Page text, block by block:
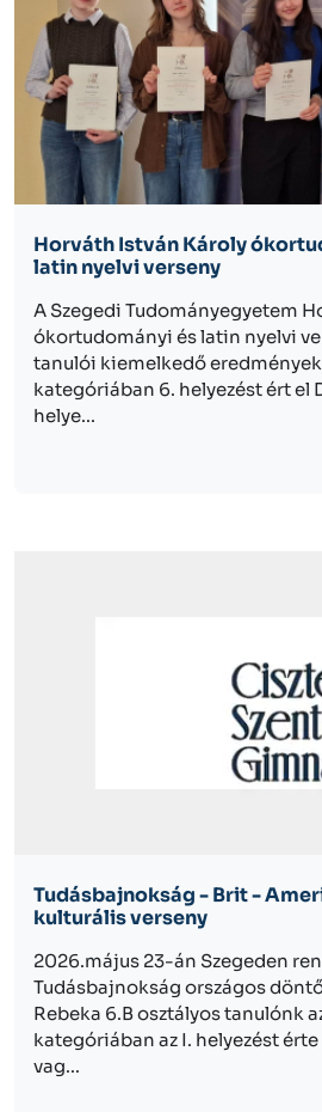
Horváth István Károly
latin nyelvi verseny
A Szegedi Tudományegyetem
ókortudományi és latin nyelvi
tanulói kiemelkedő
kategóriában 6. helyezést ért el
helye...
Tudásbajnokság - Brit -
kulturális verseny
2026.május 23-án Szegeden
Tudásbajnokság országos
Rebeka 6.B osztályos tanulónk
kategóriában az I. helyezést
vag...